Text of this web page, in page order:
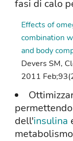
fasi di calo
Effects of
combination
and body
Devers SM,
2011
dell'insulina